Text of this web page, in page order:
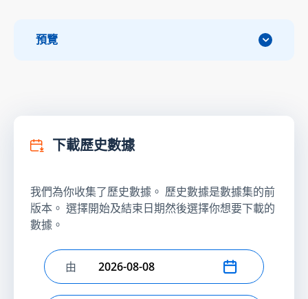
預覽
下載歷史數據
我們為你收集了歷史數據。 歷史數據是數據集的前
版本。 選擇開始及結束日期然後選擇你想要下載的
數據。
選擇開始日期
由